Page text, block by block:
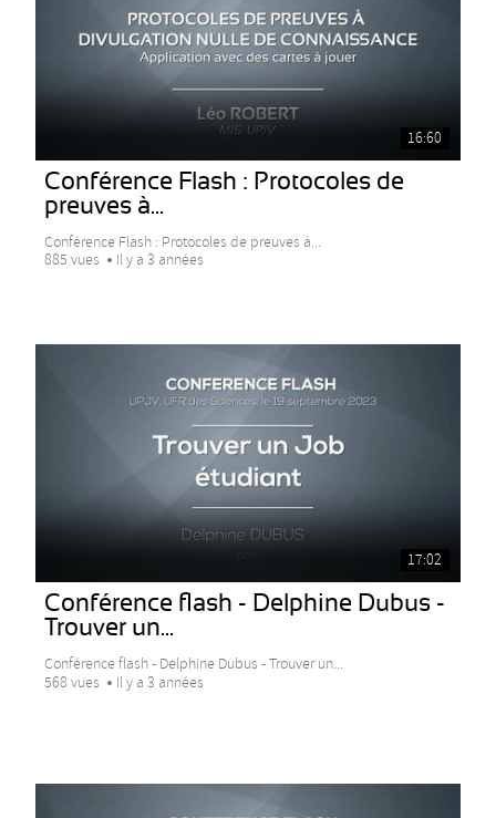
16:60
Conférence Flash : Protocoles de
preuves à...
Conférence Flash : Protocoles de preuves à...
885 vues
Il y a 3 années
17:02
Conférence flash - Delphine Dubus -
Trouver un...
Conférence flash - Delphine Dubus - Trouver un...
568 vues
Il y a 3 années